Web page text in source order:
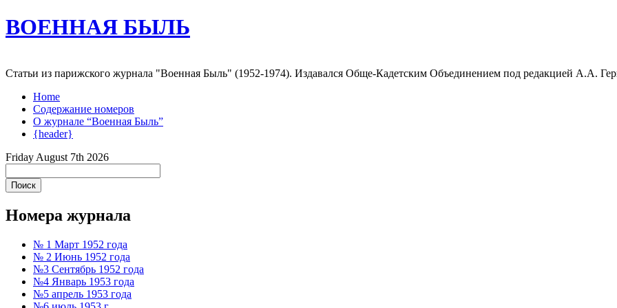
ВОЕННАЯ БЫЛЬ
Статьи из парижского журнала "Военная Быль" (1952-1974). Издавался Обще-Кадетским Объединением под редакцией А.А.
Home
Содержание номеров
О журнале “Военная Быль”
{header}
Friday August 7th 2026
Номера журнала
№ 1 Март 1952 года
№ 2 Июнь 1952 года
№3 Сентябрь 1952 года
№4 Январь 1953 года
№5 апрель 1953 года